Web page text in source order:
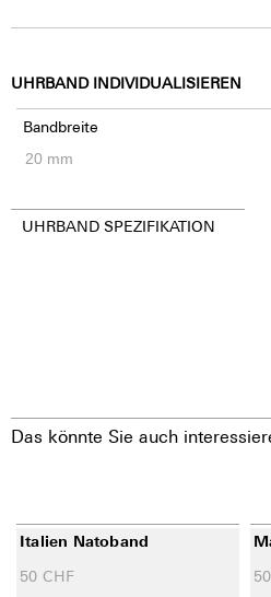
UHRBAND INDIVIDUALISIEREN
Bandbreite
UHRBAND SPEZIFIKATION
Das könnte Sie auch
Italien Natoband
50 CHF
50